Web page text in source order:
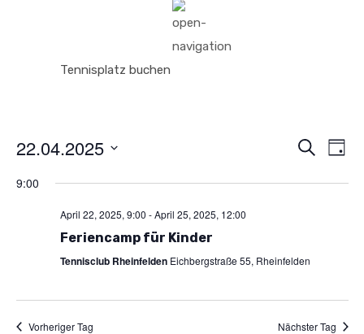
Tennisplatz buchen
Suche
Tag
22.04.2025
9:00
April 22, 2025, 9:00 -April 25, 2025, 12:00
Feriencamp für Kinder
Tennisclub Rheinfelden Eichbergstraße 55, Rheinfelden
Vorheriger Tag Nächster Tag